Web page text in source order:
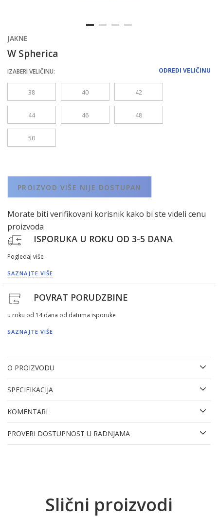
JAKNE
W Spherica
ODREDI VELIČINU
IZABERI VELIČINU:
38 40 42
44 46 48
50
PROIZVOD VIŠE NIJE DOSTUPAN
Morate biti verifikovani korisnik kako bi ste videli cenu
proizvoda
ISPORUKA U ROKU OD 3-5 DANA
Pogledaj više
SAZNAJTE VIŠE
POVRAT PORUDZBINE
u roku od 14 dana od datuma isporuke
SAZNAJTE VIŠE
O PROIZVODU
SPECIFIKACIJA
KOMENTARI
PROVERI DOSTUPNOST U RADNJAMA
Slični proizvodi